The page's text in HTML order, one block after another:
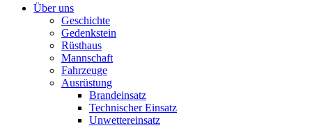
Über uns
Geschichte
Gedenkstein
Rüsthaus
Mannschaft
Fahrzeuge
Ausrüstung
Brandeinsatz
Technischer Einsatz
Unwettereinsatz